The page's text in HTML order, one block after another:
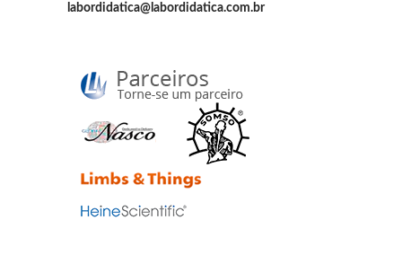
labordidatica@labordidatica.com.br